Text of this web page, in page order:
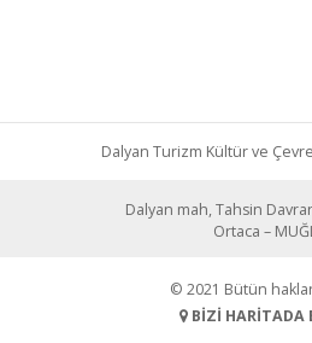
Dalyan Turizm Kültür ve
Dalyan mah, Tahsin
Ortaca –
© 2021 Bütün
BİZİ HARİTADA